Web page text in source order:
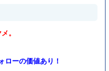
。
ローの価値あり！